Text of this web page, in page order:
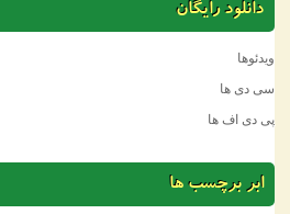
دانلود رایگان
ویدئوها
سی دی ها
پی دی اف ها
ابر برچسب ها